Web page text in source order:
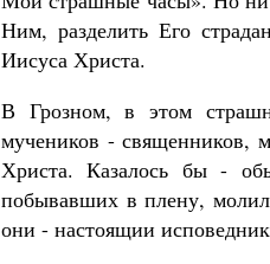
Ним, разделить Его
Иисуса Христа.
В Грозном, в этом
мучеников - священников,
Христа. Казалось бы -
побывавших в плену,
они - настоящии